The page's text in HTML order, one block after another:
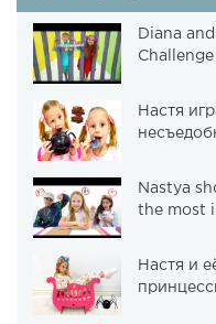
Diana
Challenge
Настя
Nastya
the most
Настя и